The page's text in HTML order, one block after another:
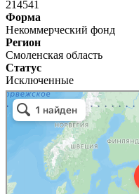
214541
Форма
Некоммерческий фонд
Регион
Смоленская область
Статус
Исключенные